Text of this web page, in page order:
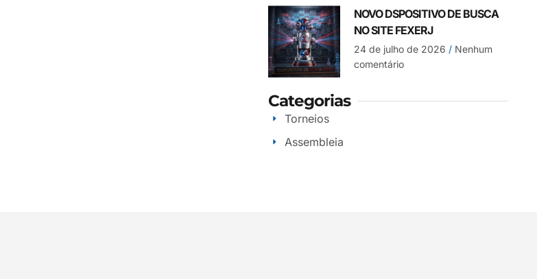
NOVO DSPOSITIVO DE BUSCA
NO SITE FEXERJ
24 de julho de 2026 Nenhum
comentário
Categorias
Torneios
Assembleia